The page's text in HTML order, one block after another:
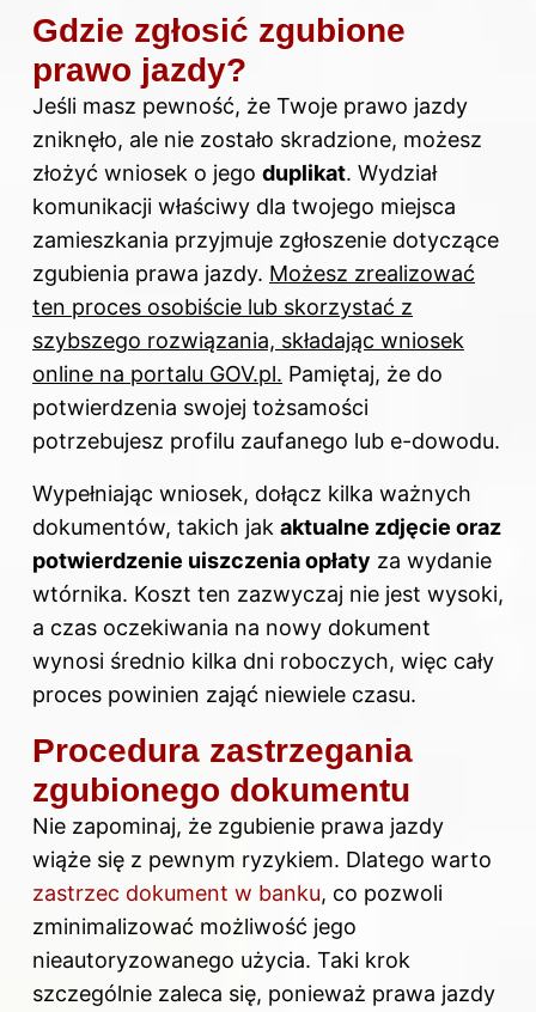
Gdzie zgłosić zgubione
prawo jazdy?
Jeśli masz pewność, że Twoje prawo jazdy
zniknęło, ale nie zostało skradzione, możesz
złożyć wniosek o jego duplikat. Wydział
komunikacji właściwy dla twojego miejsca
zamieszkania przyjmuje zgłoszenie dotyczące
zgubienia prawa jazdy. Możesz zrealizować
ten proces osobiście lub skorzystać z
szybszego rozwiązania, składając wniosek
online na portalu GOV.pl. Pamiętaj, że do
potwierdzenia swojej tożsamości
potrzebujesz profilu zaufanego lub e-dowodu.
Wypełniając wniosek, dołącz kilka ważnych
dokumentów, takich jak aktualne zdjęcie oraz
potwierdzenie uiszczenia opłaty za wydanie
wtórnika. Koszt ten zazwyczaj nie jest wysoki,
a czas oczekiwania na nowy dokument
wynosi średnio kilka dni roboczych, więc cały
proces powinien zająć niewiele czasu.
Procedura zastrzegania
zgubionego dokumentu
Nie zapominaj, że zgubienie prawa jazdy
wiąże się z pewnym ryzykiem. Dlatego warto
zastrzec dokument w banku, co pozwoli
zminimalizować możliwość jego
nieautoryzowanego użycia. Taki krok
szczególnie zaleca się, ponieważ prawa jazdy